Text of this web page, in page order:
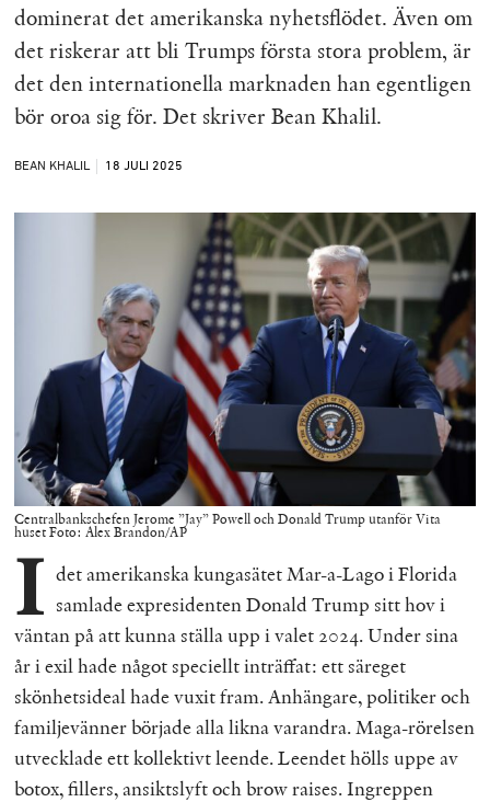
dominerat det amerikanska nyhetsflödet. Även om
det riskerar att bli Trumps första stora problem, är
det den internationella marknaden han egentligen
bör oroa sig för. Det skriver Bean Khalil.
BEAN KHALIL 18 JULI 2025
Centralbankschefen Jerome ”Jay” Powell och Donald Trump utanför Vita
huset Foto: Alex Brandon/AP
I det amerikanska kungasätet Mar-a-Lago i Florida
samlade expresidenten Donald Trump sitt hov i
väntan på att kunna ställa upp i valet 2024. Under sina
år i exil hade något speciellt inträffat: ett säreget
skönhetsideal hade vuxit fram. Anhängare, politiker och
familjevänner började alla likna varandra. Maga-rörelsen
utvecklade ett kollektivt leende. Leendet hölls uppe av
botox, fillers, ansiktslyft och brow raises. Ingreppen